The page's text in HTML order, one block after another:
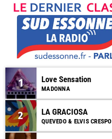
1 Love Sensation
MADONNA
2 LA GRACIOSA
QUEVEDO & ELVIS CRESPO